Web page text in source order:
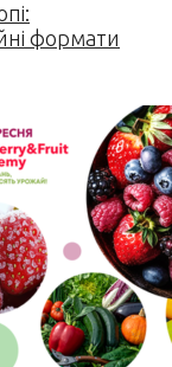
формати